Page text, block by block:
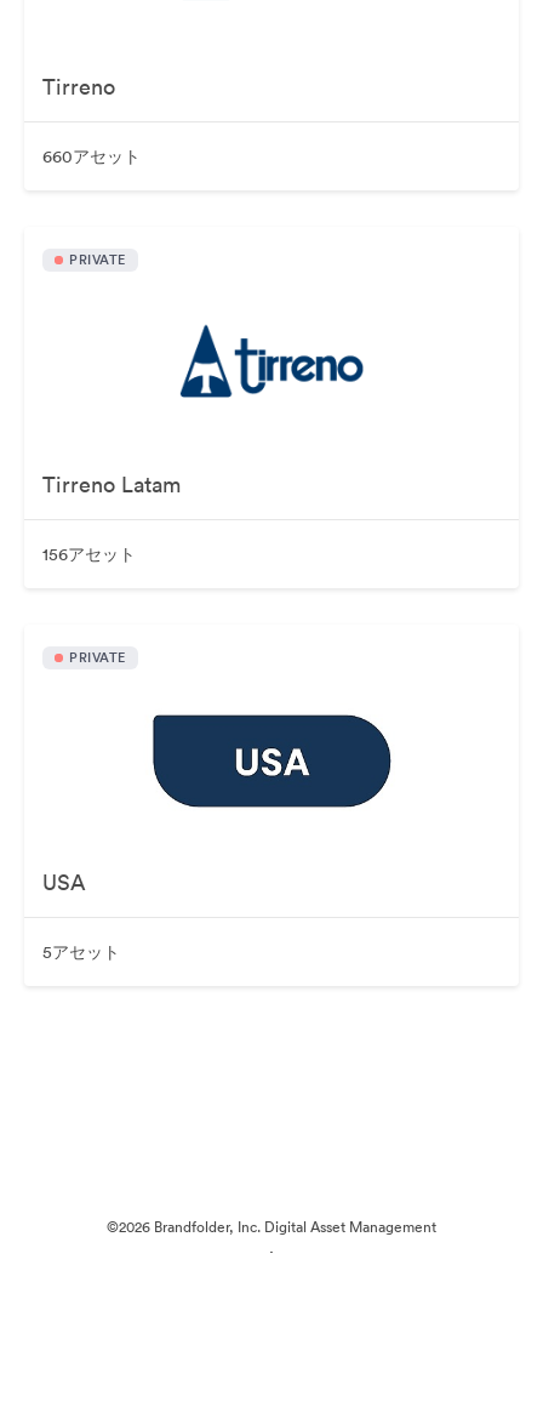
Tirreno
660アセット
PRIVATE
Tirreno Latam
156アセット
PRIVATE
USA
5アセット
©2026 Brandfolder, Inc. Digital Asset Management
·